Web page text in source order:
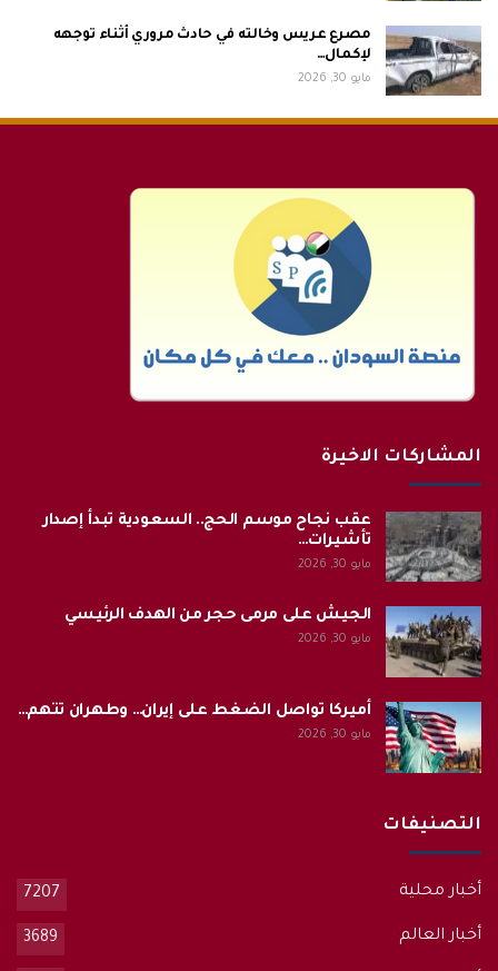
مصرع عريس وخالته في حادث مروري أثناء توجهه
لإكمال…
مايو 30, 2026
المشاركات الاخيرة
عقب نجاح موسم الحج.. السعودية تبدأ إصدار
تأشيرات…
مايو 30, 2026
الجيش على مرمى حجر من الهدف الرئيسي
مايو 30, 2026
أميركا تواصل الضغط على إيران… وطهران تتهم…
مايو 30, 2026
التصنيفات
أخبار محلية 7207
أخبار العالم 3689